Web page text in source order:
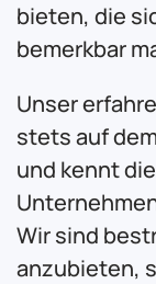
bieten, die
bemerkbar
Unser
stets auf
und kennt
Wir sind
anzubieten,